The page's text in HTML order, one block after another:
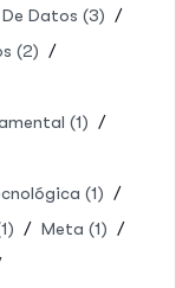
Datos (3)
(2)
(1)
(1)
Meta (1)